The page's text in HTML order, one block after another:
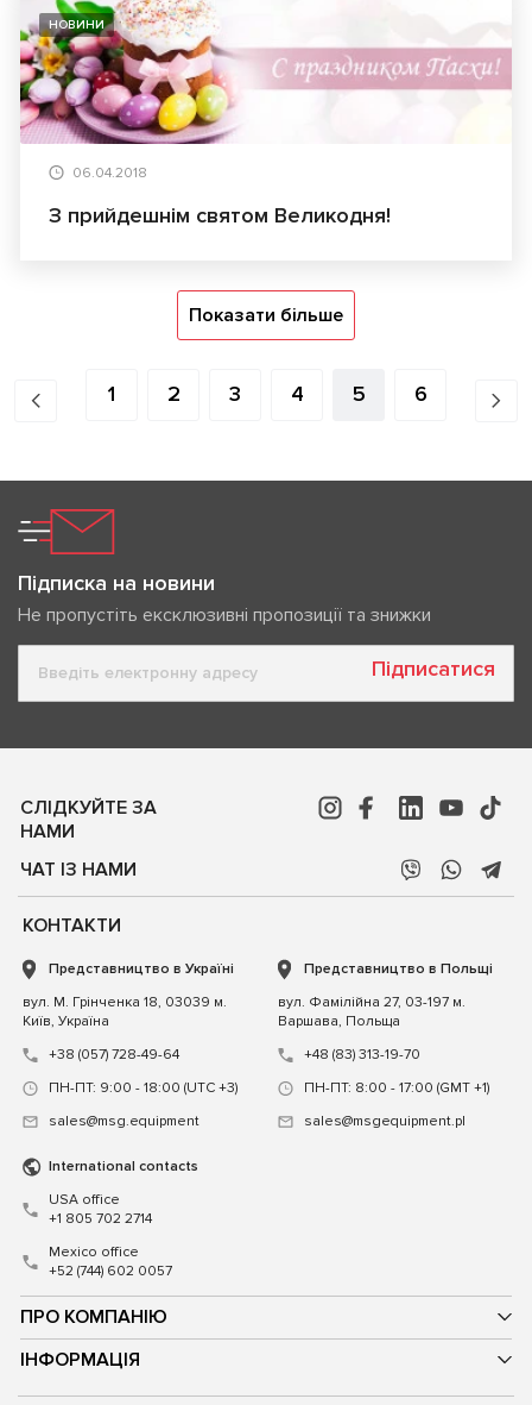
НОВИНИ
06.04.2018
З прийдешнім святом Великодня!
Показати більше
1 2 3 4 5 6
Підписка на новини
Не пропустіть ексклюзивні пропозиції та знижки
Підписатися
СЛІДКУЙТЕ ЗА
НАМИ
ЧАТ ІЗ НАМИ
ПРО КОМПАНІЮ
ІНФОРМАЦІЯ
КОНТАКТИ
Представництво в Україні
вул. М. Грінченка 18, 03039 м.
Київ, Україна
+38 (057) 728-49-64
ПН-ПТ: 9:00 - 18:00 (UTC +3)
sales@msg.equipment
Представництво в Польщі
вул. Фамілійна 27, 03-197 м.
Варшава, Польща
+48 (83) 313-19-70
ПН-ПТ: 8:00 - 17:00 (GMT +1)
sales@msgequipment.pl
International contacts
USA office
+1 805 702 2714
Mexico office
+52 (744) 602 0057